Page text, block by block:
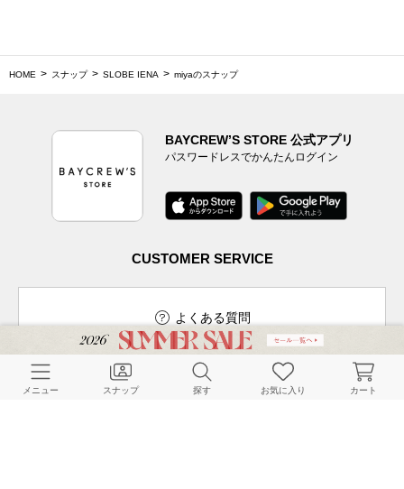
HOME スナップ SLOBE IENA miyaのスナップ
BAYCREW’S STORE 公式アプリ
パスワードレスでかんたんログイン
CUSTOMER SERVICE
よくある質問
メニュー スナップ 探す お気に入り カート